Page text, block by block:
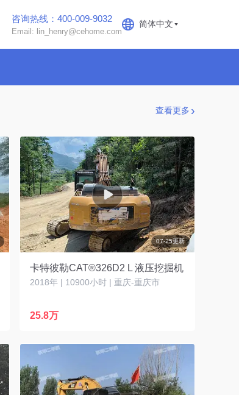
咨询热线：400-009-9032
Email: lin_henry@cehome.com
简体中文
查看更多
07-25更新
卡特彼勒CAT®326D2 L 液压挖掘机
2018年 | 10900小时 | 重庆-重庆市
25.8万